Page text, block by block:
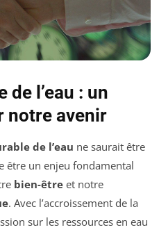
de l’eau : un
notre avenir
de l’eau ne saurait être
être un enjeu fondamental
bien-être et notre
. Avec l’accroissement de la
sur les ressources en eau